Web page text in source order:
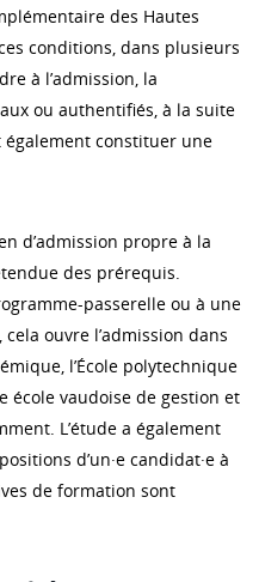
des Hautes
ces conditions, dans plusieurs
à l’admission, la
ou authentifiés, à la suite
constituer une
d’admission propre à la
des prérequis.
passerelle ou à une
ouvre l’admission dans
l’École polytechnique
école vaudoise de gestion et
L’étude a également
d’un·e candidat·e à
de formation sont